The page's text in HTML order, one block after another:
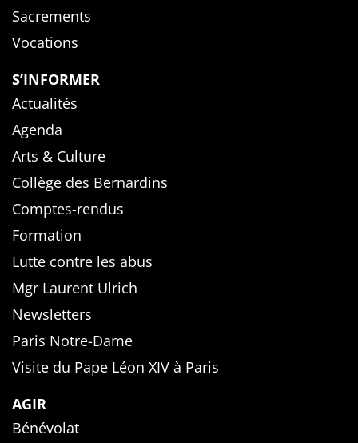
Sacrements
Vocations
S’INFORMER
Actualités
Agenda
Arts & Culture
Collège des Bernardins
Comptes-rendus
Formation
Lutte contre les abus
Mgr Laurent Ulrich
Newsletters
Paris Notre-Dame
Visite du Pape Léon XIV à Paris
AGIR
Bénévolat